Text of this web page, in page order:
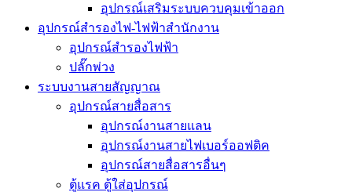
อุปกรณ์เสริมระบบควบคุมเข้าออก
อุปกรณ์สำรองไฟ-ไฟฟ้าสำนักงาน
อุปกรณ์สำรองไฟฟ้า
ปลั๊กพ่วง
ระบบงานสายสัญญาณ
อุปกรณ์สายสื่อสาร
อุปกรณ์งานสายแลน
อุปกรณ์งานสายไฟเบอร์ออฟติค
อุปกรณ์สายสื่อสารอื่นๆ
ตู้แรค ตู้ใส่อุปกรณ์